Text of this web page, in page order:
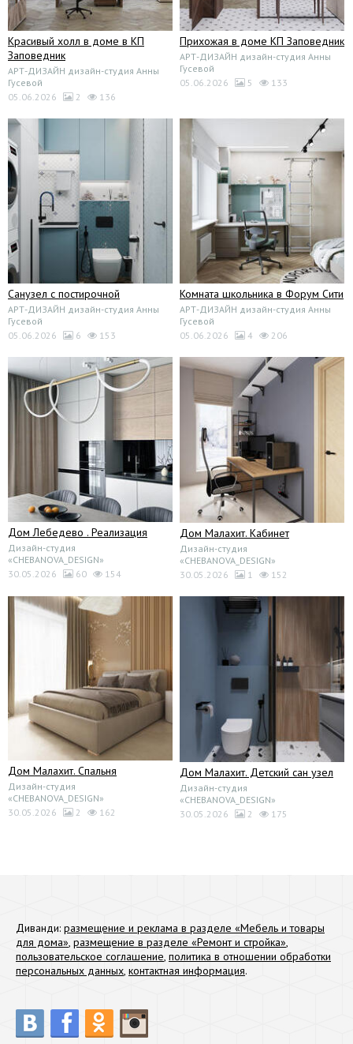
Красивый холл в доме в КП
Заповедник
АРТ-ДИЗАЙН дизайн-студия Анны
Гусевой
05.06.2026
2 136
Прихожая в доме КП Заповедник
АРТ-ДИЗАЙН дизайн-студия Анны
Гусевой
05.06.2026
5 133
Санузел с постирочной
АРТ-ДИЗАЙН дизайн-студия Анны
Гусевой
05.06.2026
6 153
Комната школьника в Форум Сити
АРТ-ДИЗАЙН дизайн-студия Анны
Гусевой
05.06.2026
4 206
Дом Лебедево . Реализация
Дизайн-студия
«CHEBANOVA_DESIGN»
30.05.2026
60 154
Дом Малахит. Кабинет
Дизайн-студия
«CHEBANOVA_DESIGN»
30.05.2026
1 152
Дом Малахит. Спальня
Дизайн-студия
«CHEBANOVA_DESIGN»
30.05.2026
2 162
Дом Малахит. Детский сан узел
Дизайн-студия
«CHEBANOVA_DESIGN»
30.05.2026
2 175
Диванди: размещение и реклама в разделе «Мебель и товары
для дома», размещение в разделе «Ремонт и стройка»,
пользовательское соглашение, политика в отношении обработки
персональных данных, контактная информация.